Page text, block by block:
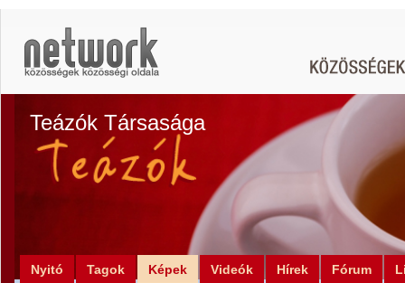
Teázók Társasága
Nyitó Tagok Képek Videók Hírek Fórum